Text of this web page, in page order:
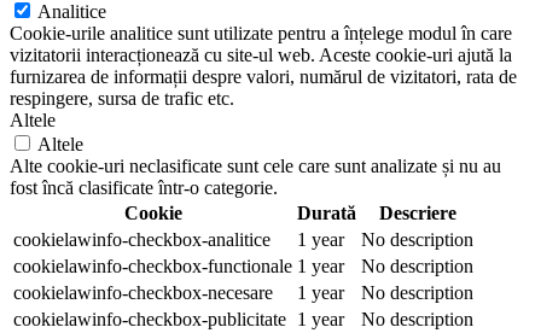
Analitice
Cookie-urile analitice sunt utilizate pentru a înțelege modul în care
vizitatorii interacționează cu site-ul web. Aceste cookie-uri ajută la
furnizarea de informații despre valori, numărul de vizitatori, rata de
respingere, sursa de trafic etc.
Altele
Altele
Alte cookie-uri neclasificate sunt cele care sunt analizate și nu au
fost încă clasificate într-o categorie.
Cookie
Durată
Descriere
cookielawinfo-checkbox-analitice
1 year
No description
cookielawinfo-checkbox-functionale 1 year
No description
cookielawinfo-checkbox-necesare
1 year
No description
cookielawinfo-checkbox-publicitate 1 year
No description